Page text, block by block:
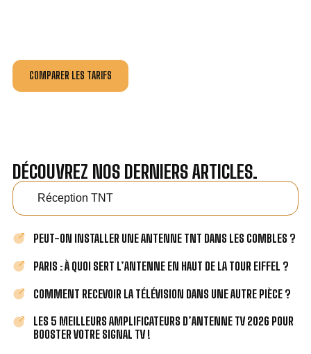
COMPARER LES TARIFS
DÉCOUVREZ NOS DERNIERS ARTICLES.
Réception TNT
PEUT-ON INSTALLER UNE ANTENNE TNT DANS LES COMBLES ?
PARIS : À QUOI SERT L’ANTENNE EN HAUT DE LA TOUR EIFFEL ?
COMMENT RECEVOIR LA TÉLÉVISION DANS UNE AUTRE PIÈCE ?
LES 5 MEILLEURS AMPLIFICATEURS D’ANTENNE TV 2026 POUR
BOOSTER VOTRE SIGNAL TV !